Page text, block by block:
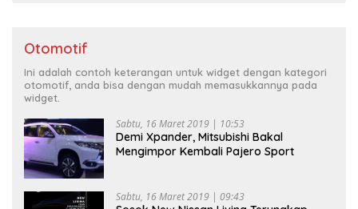
Otomotif
Ini adalah contoh keterangan untuk widget dengan kategori
otomotif, anda bisa dengan mudah memasukkannya pada
widget.
Sabtu, 16 Maret 2019 | 10:53
Demi Xpander, Mitsubishi Bakal
Mengimpor Kembali Pajero Sport
Sabtu, 16 Maret 2019 | 09:43